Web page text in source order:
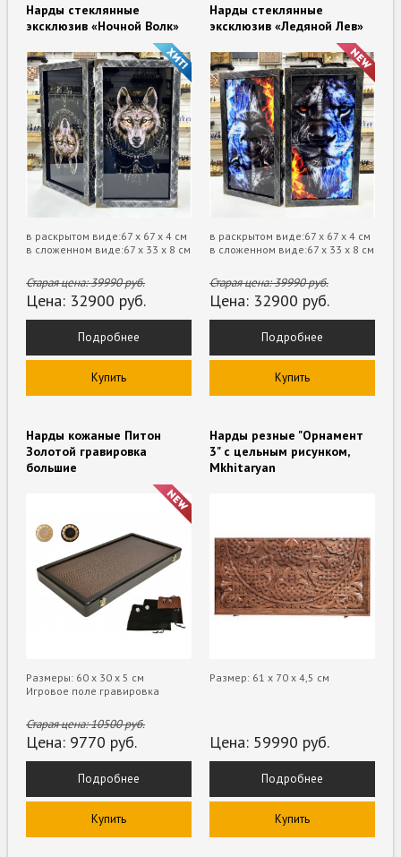
Нарды стеклянные
эксклюзив «Ночной Волк»
в раскрытом виде:67 х 67 х 4 см
в сложенном виде:67 х 33 х 8 см
Старая цена:39990руб.
Цена: 32900 руб.
Подробнее
Купить
Нарды стеклянные
эксклюзив «Ледяной Лев»
в раскрытом виде:67 х 67 х 4 см
в сложенном виде:67 х 33 х 8 см
Старая цена:39990руб.
Цена: 32900 руб.
Подробнее
Купить
Нарды кожаные Питон
Золотой гравировка
большие
Размеры: 60 х 30 х 5 см
Игровое поле гравировка
Старая цена:10500руб.
Цена: 9770 руб.
Подробнее
Купить
Нарды резные "Орнамент
3" с цельным рисунком,
Mkhitaryan
Размер: 61 x 70 x 4,5 см
Цена: 59990 руб.
Подробнее
Купить